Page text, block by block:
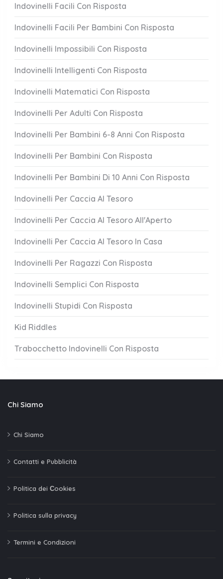
Indovinelli Facili Con Risposta
Indovinelli Facili Per Bambini Con Risposta
Indovinelli Impossibili Con Risposta
Indovinelli Intelligenti Con Risposta
Indovinelli Matematici Con Risposta
Indovinelli Per Adulti Con Risposta
Indovinelli Per Bambini 6-8 Anni Con Risposta
Indovinelli Per Bambini Con Risposta
Indovinelli Per Bambini Di 10 Anni Con Risposta
Indovinelli Per Caccia Al Tesoro
Indovinelli Per Caccia Al Tesoro All'Aperto
Indovinelli Per Caccia Al Tesoro In Casa
Indovinelli Per Ragazzi Con Risposta
Indovinelli Semplici Con Risposta
Indovinelli Stupidi Con Risposta
Kid Riddles
Trabocchetto Indovinelli Con Risposta
Chi Siamo
Chi Siamo
Contatti e Pubblicità
Politica dei Сookies
Politica sulla privacy
Termini e Condizioni